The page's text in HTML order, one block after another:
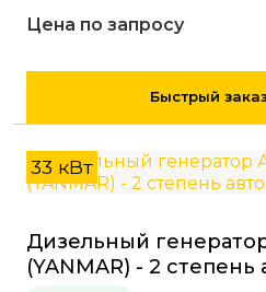
Цена по запросу
Быстрый
33 кВт
Дизельный
(YANMAR) - 2